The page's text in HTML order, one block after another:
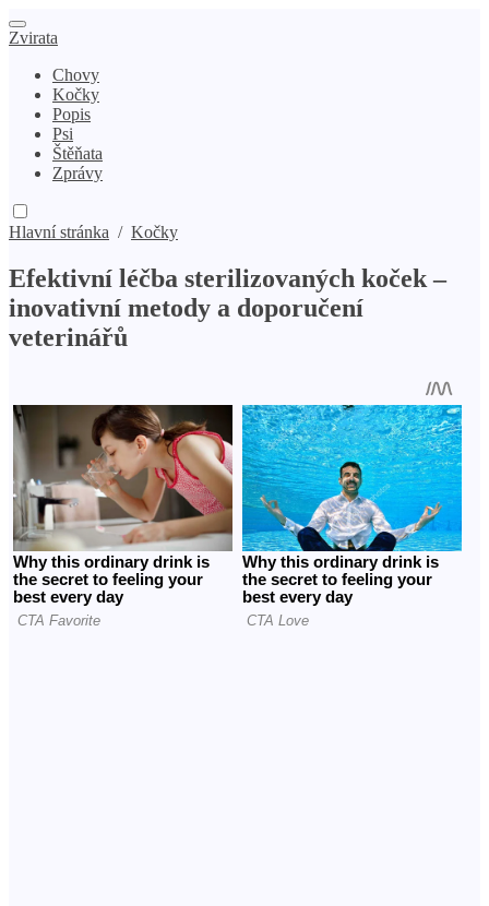
Zvirata
Chovy
Kočky
Popis
Psi
Štěňata
Zprávy
Hlavní stránka / Kočky
Efektivní léčba sterilizovaných koček –
inovativní metody a doporučení
veterinářů